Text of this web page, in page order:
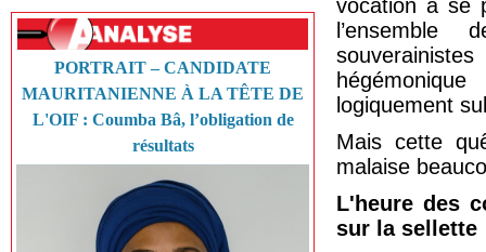
PORTRAIT – CANDIDATE
MAURITANIENNE À LA TÊTE DE
L'OIF : Coumba Bâ, l’obligation de
résultats
vocation à se
l’ensemble
logiquement
Mais cette
malaise
L'heure des
sur la sellette